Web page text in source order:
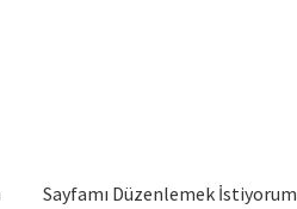
Sayfamı Düzenlemek İstiyorum